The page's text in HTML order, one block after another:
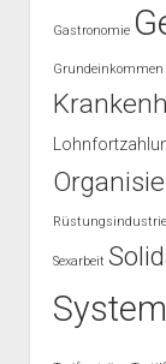
Gastronomie
Grundeinkommen
Rüstungsindustrie
Sexarbeit